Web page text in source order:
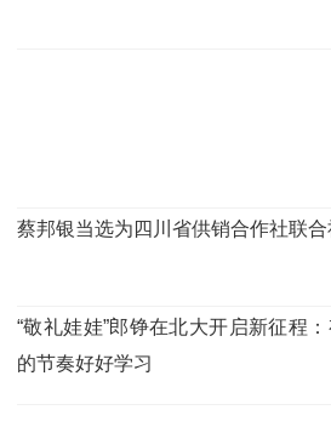
蔡邦银当选为四川省供销合作社联
“敬礼娃娃”郎铮在北大开启新征程
的节奏好好学习